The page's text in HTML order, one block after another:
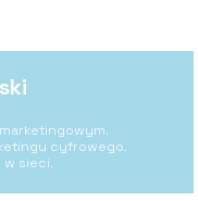
cyfrowego.
w sieci.